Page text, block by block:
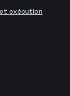
exécution